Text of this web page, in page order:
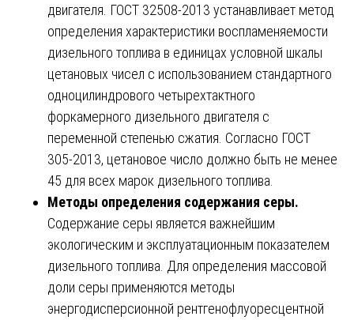
двигателя. ГОСТ 32508-2013 устанавливает метод
определения характеристики воспламеняемости
дизельного топлива в единицах условной шкалы
цетановых чисел с использованием стандартного
одноцилиндрового четырехтактного
форкамерного дизельного двигателя с
переменной степенью сжатия. Согласно ГОСТ
305-2013, цетановое число должно быть не менее
45 для всех марок дизельного топлива.
Методы определения содержания серы.
Содержание серы является важнейшим
экологическим и эксплуатационным показателем
дизельного топлива. Для определения массовой
доли серы применяются методы
энергодисперсионной рентгенофлуоресцентной